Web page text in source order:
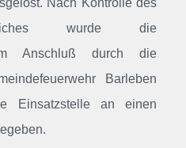
Nach Kontrolle des
wurde die
im Anschluß durch die
Barleben
Einsatzstelle an einen